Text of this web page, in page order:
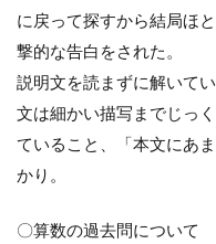
に戻って探すから結局ほ
撃的な告白をされた。
説明文を読まずに解いて
文は細かい描写までじっ
ていること、「本文にあ
かり。
〇算数の過去問について